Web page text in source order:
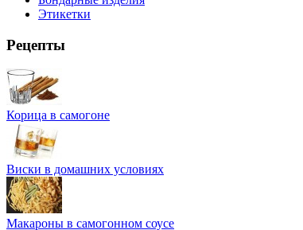
Этикетки
Рецепты
Корица в самогоне
Виски в домашних условиях
Макароны в самогонном соусе